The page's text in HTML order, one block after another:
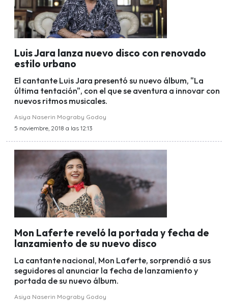
Luis Jara lanza nuevo disco con renovado
estilo urbano
El cantante Luis Jara presentó su nuevo álbum, "La
última tentación", con el que se aventura a innovar con
nuevos ritmos musicales.
Asiya Naserin Mograby Godoy
5 noviembre, 2018 a las 12:13
Mon Laferte reveló la portada y fecha de
lanzamiento de su nuevo disco
La cantante nacional, Mon Laferte, sorprendió a sus
seguidores al anunciar la fecha de lanzamiento y
portada de su nuevo álbum.
Asiya Naserin Mograby Godoy